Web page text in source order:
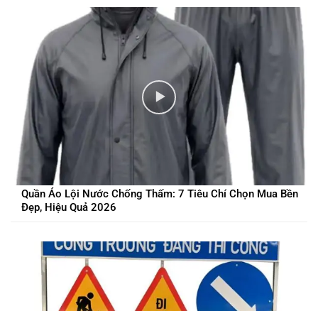
Quần Áo Lội Nước Chống Thấm: 7 Tiêu Chí Chọn Mua Bền
Đẹp, Hiệu Quả 2026